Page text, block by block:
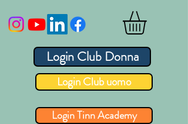
Login Club Donna
Login Club uomo
Login Tinn Academy